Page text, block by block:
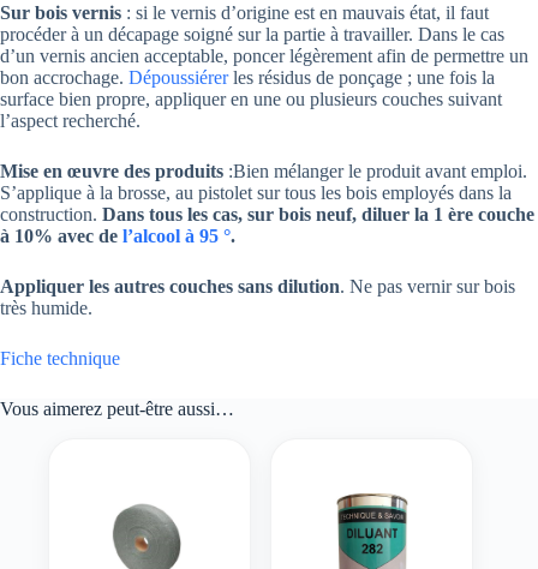
Sur bois vernis : si le vernis d’origine est en mauvais état, il faut
procéder à un décapage soigné sur la partie à travailler. Dans le cas
d’un vernis ancien acceptable, poncer légèrement afin de permettre un
bon accrochage. Dépoussiérerles résidus de ponçage ; une fois la
surface bien propre, appliquer en une ou plusieurs couches suivant
l’aspect recherché.
Mise en œuvre des produits :Bien mélanger le produit avant emploi.
S’applique à la brosse, au pistolet sur tous les bois employés dans la
construction. Dans tous les cas, sur bois neuf, diluer la 1 ère couche
à 10% avec de l’alcool à 95 °.
Appliquer les autres couches sans dilution. Ne pas vernir sur bois
très humide.
Fiche technique
Vous aimerez peut-être aussi…